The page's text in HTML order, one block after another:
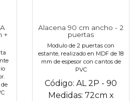
+
Alacena 90 cm ancho - 2
puertas
Modulo de 2 puertas con
estante, realizado en MDF de 18
mm de espesor con cantos de
PVC
Código: AL 2P - 90
Medidas: 72cm x